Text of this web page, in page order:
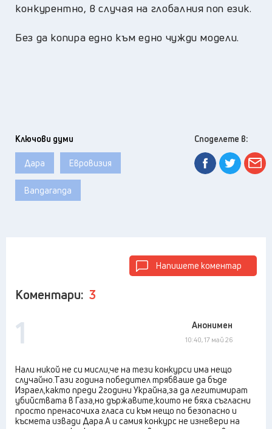
конкурентно, в случая на глобалния поп език.
Без да копира едно към едно чужди модели.
Ключови думи
Дара Евровизия
Bangaranga
Споделете в:
Напишете коментар
Коментари: 3
1 Анонимен
10:40, 17 май 26
Нали никой не си мисли,че на тези конкурси има нещо
случайно.Тази година победител трябваше да бъде
Израел,както преди 2години Украйна,за да легитимират
убийствата в Газа,но държавите,които не бяха съгласни
просто пренасочиха гласа си към нещо по безопасно и
късмета извади Дара.А и самия конкурс не изневери на